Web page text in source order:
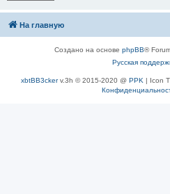
На главную
Создано на основе phpBB®
Русская
xbtBB3ckerv.3h © 2015-2020 @ PPK | Icon